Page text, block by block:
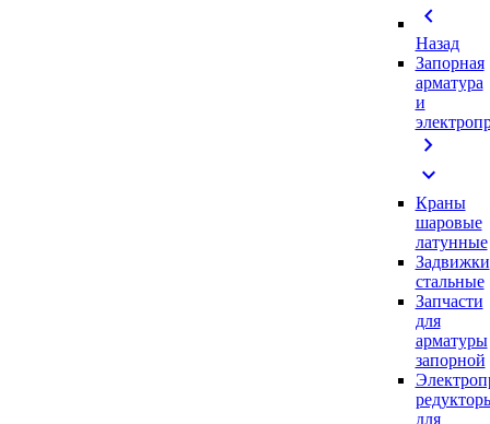
chevron_left
Назад
Запорная
арматура
и
chevron_right
expand_more
Краны
шаровые
латунные
Задвижки
стальные
Запчасти
для
арматуры
запорной
для